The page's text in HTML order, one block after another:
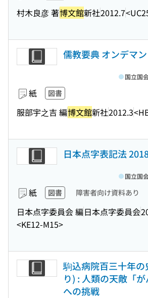
村木良彦 著博文館新社2012.7
儒教要典 オンデマ
紙 図書
服部宇之吉 編博文館新社2012.3
国立国
日本点字表記法
紙 図書 障害者向け資料あり
日本点字委員会 編日本点字委員会
<KE12-M15>
国立国
駒込病院百三十年
り) : 人類の天敵「が
への挑戦